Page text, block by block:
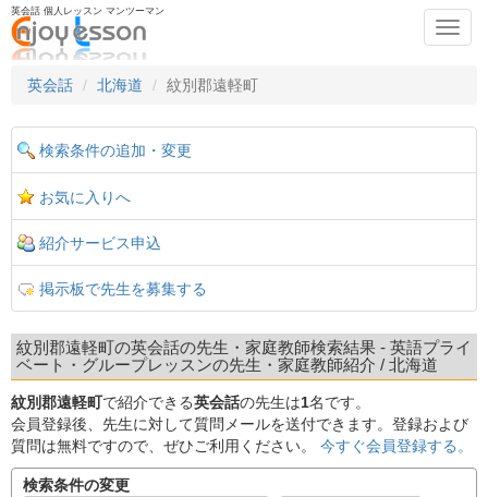
英会話 個人レッスン マンツーマン
英会話
北海道 紋別郡遠軽町
検索条件の追加・変更
お気に入りへ
紹介サービス申込
掲示板で先生を募集する
紋別郡遠軽町の英会話の先生・家庭教師検索結果 - 英語プライ
ベート・グループレッスンの先生・家庭教師紹介 / 北海道
紋別郡遠軽町で紹介できる英会話の先生は1名です。
会員登録後、先生に対して質問メールを送付できます。登録および
質問は無料ですので、ぜひご利用ください。 今すぐ会員登録する。
検索条件の変更